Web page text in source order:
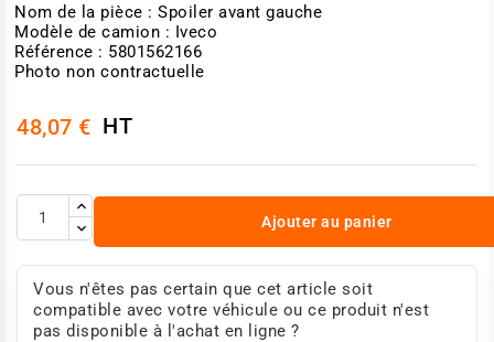
Nom de la pièce : Spoiler avant gauche
Modèle de camion : Iveco
Référence : 5801562166
Photo non contractuelle
48,07 € HT
Ajouter au panier
Vous n'êtes pas certain que cet article soit
compatible avec votre véhicule ou ce produit n'est
pas disponible à l'achat en ligne ?